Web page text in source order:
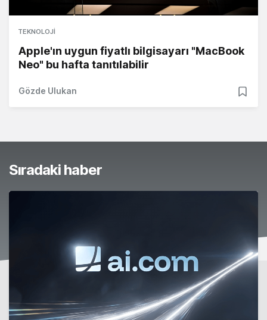
TEKNOLOJI
Apple'ın uygun fiyatlı bilgisayarı "MacBook
Neo" bu hafta tanıtılabilir
Gözde Ulukan
Sıradaki haber